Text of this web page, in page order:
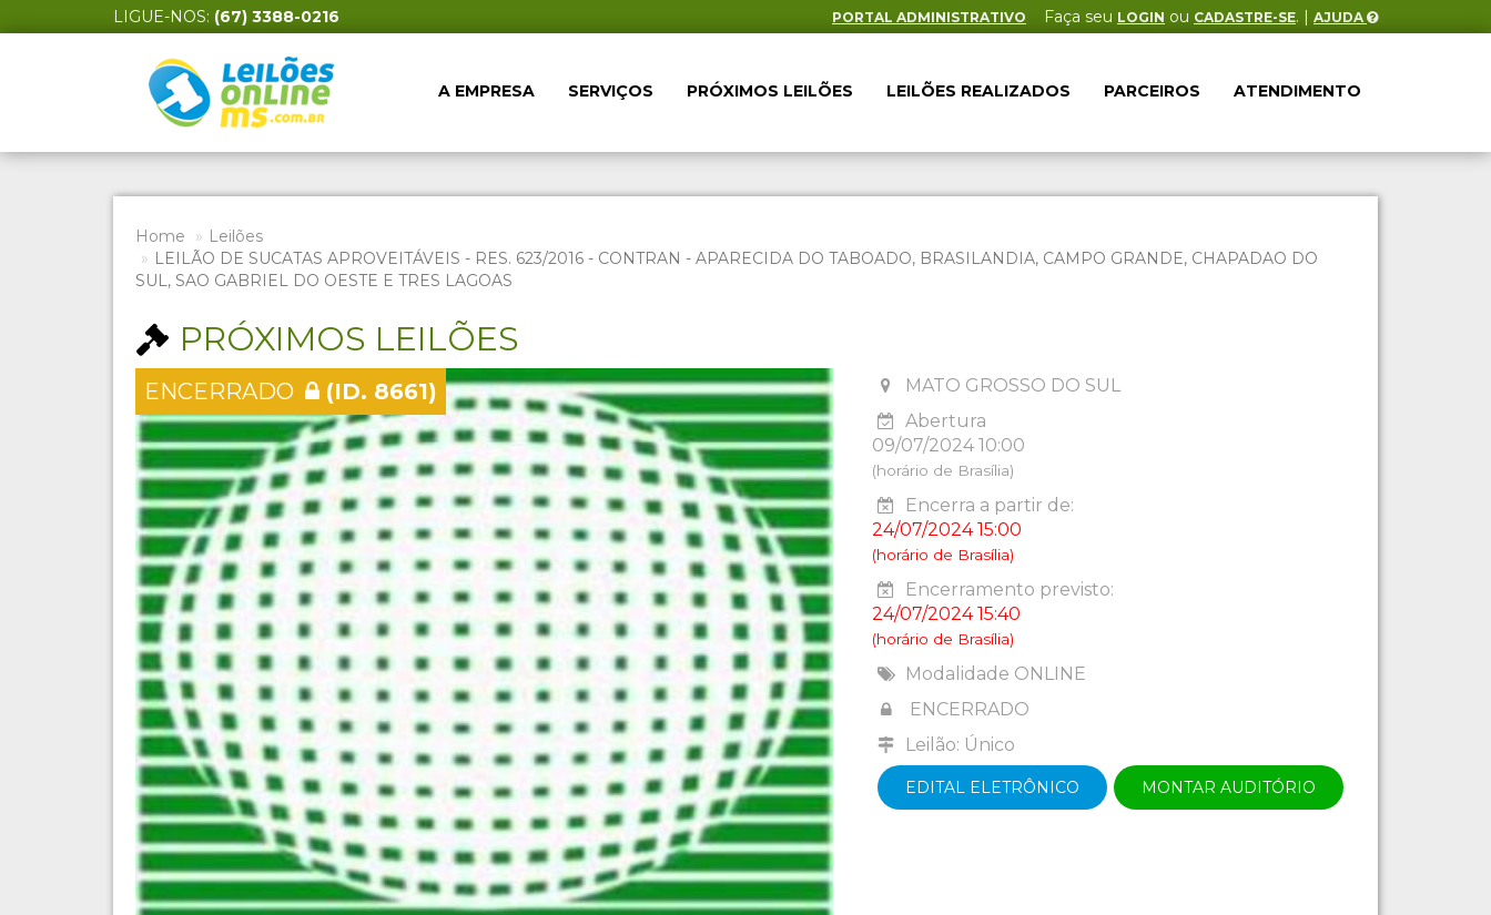
LIGUE-NOS: (67) 3388-0216 PORTAL ADMINISTRATIVO Faça seu LOGIN ou CADASTRE-SE. | AJUDA
A EMPRESA SERVIÇOS PRÓXIMOS LEILÕES LEILÕES REALIZADOS PARCEIROS ATENDIMENTO
Home
Leilões
LEILÃO DE SUCATAS APROVEITÁVEIS - RES. 623/2016 - CONTRAN - APARECIDA DO TABOADO, BRASILANDIA, CAMPO GRANDE, CHAPADAO DO
SUL, SAO GABRIEL DO OESTE E TRES LAGOAS
PRÓXIMOS LEILÕES
ENCERRADO (ID. 8661)
MATO GROSSO DO SUL
Abertura
09/07/2024 10:00
(horário de Brasília)
Encerra a partir de:
24/07/2024 15:00
(horário de Brasília)
Encerramento previsto:
24/07/2024 15:40
(horário de Brasília)
Modalidade ONLINE
ENCERRADO
Leilão: Único
EDITAL ELETRÔNICO MONTAR AUDITÓRIO